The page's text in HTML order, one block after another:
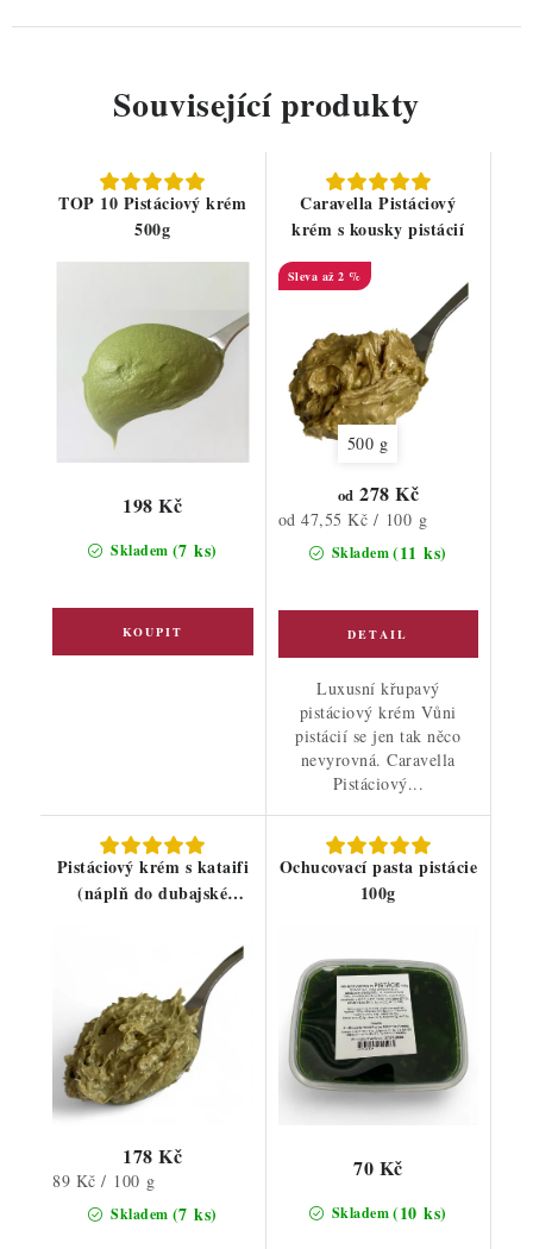
Související produkty
TOP 10 Pistáciový krém
500g
Skladem (7 ks)
198 Kč
Caravella Pistáciový
krém s kousky pistácií
až 2 %
500 g
Skladem(11 ks)
od 278 Kč
Měrná
cena:
od 47,55 Kč / 100 g
Luxusní křupavý
pistáciový krém Vůni
pistácií se jen tak něco
nevyrovná. Caravella
Pistáciový...
Pistáciový krém s kataifi
(náplň do dubajské
Skladem (7 ks)
178 Kč
Měrná
89 Kč / 100 g
Ochucovací pasta pistácie
100g
Skladem(10 ks)
70 Kč